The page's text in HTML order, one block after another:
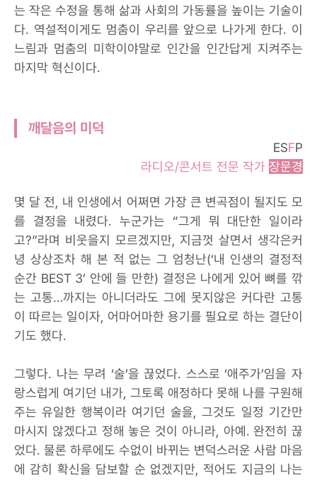
는 작은 수정을 통해 삶과 사회의 가동률을 높이는 기술이
다. 역설적이게도 멈춤이 우리를 앞으로 나가게 한다. 이
느림과 멈춤의 미학이야말로 인간을 인간답게 지켜주는
마지막 혁신이다.
깨달음의 미덕
ESFP
라디오/콘서트 전문 작가 장문경
몇 달 전, 내 인생에서 어쩌면 가장 큰 변곡점이 될지도 모
를 결정을 내렸다. 누군가는 “그게 뭐 대단한 일이라
고?”라며 비웃을지 모르겠지만, 지금껏 살면서 생각은커
녕 상상조차 해 본 적 없는 그 엄청난(‘내 인생의 결정적
순간 BEST 3’ 안에 들 만한) 결정은 나에게 있어 뼈를 깎
는 고통…까지는 아니더라도 그에 못지않은 커다란 고통
이 따르는 일이자, 어마어마한 용기를 필요로 하는 결단이
기도 했다.
그렇다. 나는 무려 ‘술’을 끊었다. 스스로 ‘애주가’임을 자
랑스럽게 여기던 내가, 그토록 애정하다 못해 나를 구원해
주는 유일한 행복이라 여기던 술을, 그것도 일정 기간만
마시지 않겠다고 정해 놓은 것이 아니라, 아예. 완전히 끊
었다. 물론 하루에도 수없이 바뀌는 변덕스러운 사람 마음
에 감히 확신을 담보할 순 없겠지만, 적어도 지금의 나는